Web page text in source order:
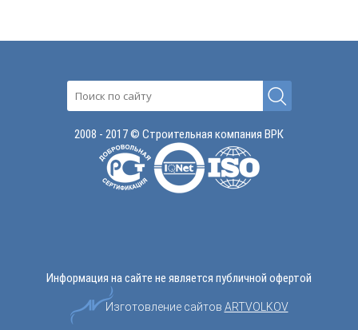
2008 - 2017 © Строительная компания ВРК
Информация на сайте не является публичной офертой
Изготовление сайтов ARTVOLKOV